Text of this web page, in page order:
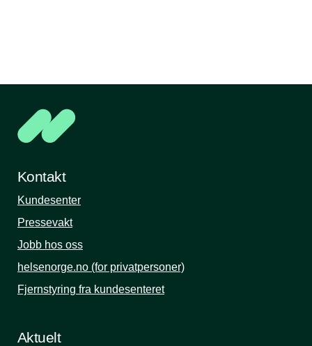
Kontakt
Kundesenter
Pressevakt
Jobb hos oss
helsenorge.no (for privatpersoner)
Fjernstyring fra kundesenteret
Aktuelt